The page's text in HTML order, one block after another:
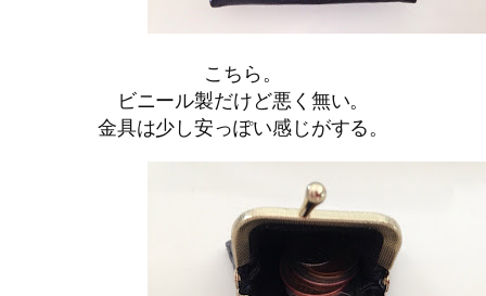
こちら。
ビニール製だけど悪く無い。
金具は少し安っぽい感じがする。